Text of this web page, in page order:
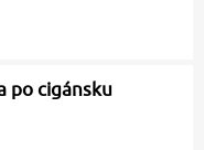
po cigánsku